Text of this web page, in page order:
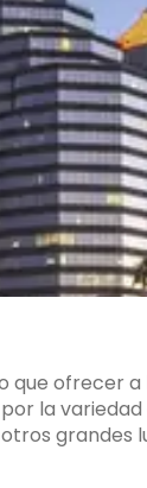
que ofrecer
la
grandes